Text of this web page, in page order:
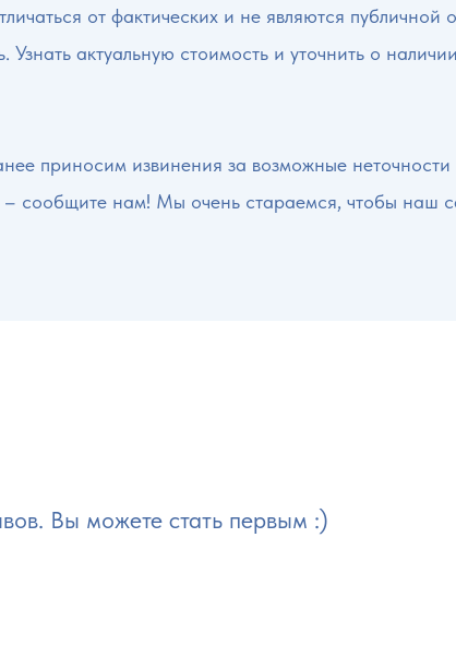
от фактических и не являются публичной
актуальную стоимость и уточнить о
приносим извинения за возможные
– сообщите нам! Мы очень стараемся, чтобы наш
Вы можете стать первым :)